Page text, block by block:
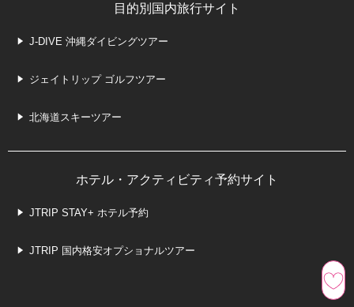
目的別国内旅行サイト
J-DIVE 沖縄ダイビングツアー
ジェイトリップ ゴルフツアー
北海道スキーツアー
ホテル・アクティビティ予約サイト
JTRIP STAY+ ホテル予約
JTRIP 国内格安オプショナルツアー